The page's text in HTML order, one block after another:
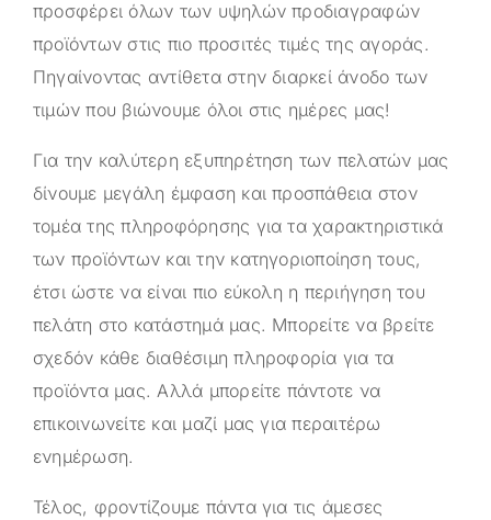
προσφέρει όλων των υψηλών προδιαγραφών
προϊόντων στις πιο προσιτές τιμές της αγοράς.
Πηγαίνοντας αντίθετα στην διαρκεί άνοδο των
τιμών που βιώνουμε όλοι στις ημέρες μας!
Για την καλύτερη εξυπηρέτηση των πελατών μας
δίνουμε μεγάλη έμφαση και προσπάθεια στον
τομέα της πληροφόρησης για τα χαρακτηριστικά
των προϊόντων και την κατηγοριοποίηση τους,
έτσι ώστε να είναι πιο εύκολη η περιήγηση του
πελάτη στο κατάστημά μας. Μπορείτε να βρείτε
σχεδόν κάθε διαθέσιμη πληροφορία για τα
προϊόντα μας. Αλλά μπορείτε πάντοτε να
επικοινωνείτε και μαζί μας για περαιτέρω
ενημέρωση.
Τέλος, φροντίζουμε πάντα για τις άμεσες